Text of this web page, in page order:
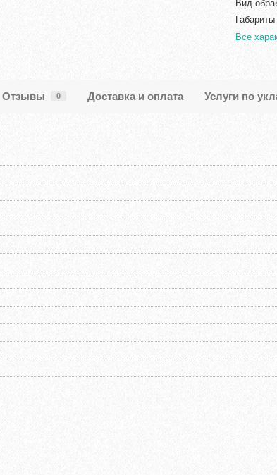
Вид
Все
Отзывы 0 Доставка и оплата Услуги по